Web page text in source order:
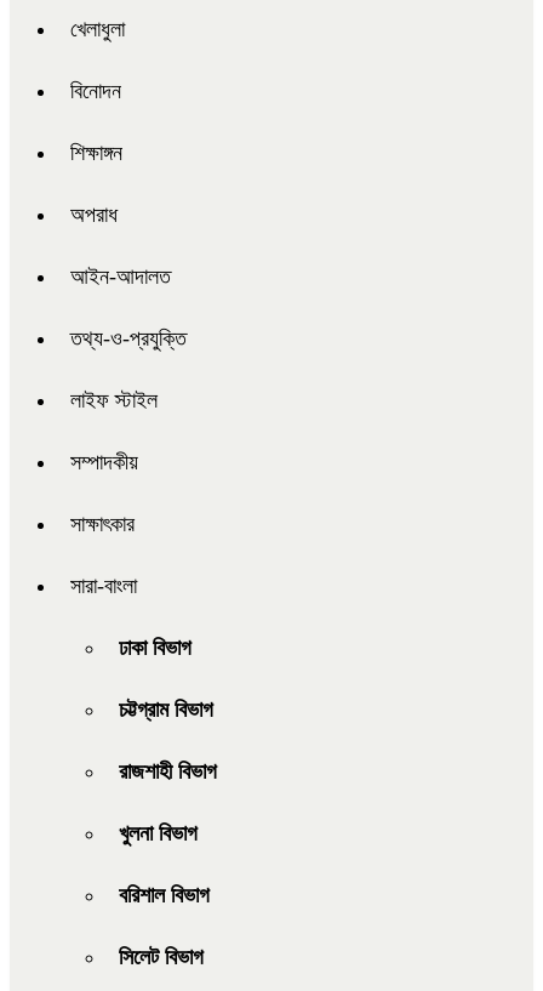
খেলাধুলা
বিনোদন
শিক্ষাঙ্গন
অপরাধ
আইন-আদালত
তথ্য-ও-প্রযুক্তি
লাইফ স্টাইল
সম্পাদকীয়
সাক্ষাৎকার
সারা-বাংলা
ঢাকা বিভাগ
চট্টগ্রাম বিভাগ
রাজশাহী বিভাগ
খুলনা বিভাগ
বরিশাল বিভাগ
সিলেট বিভাগ